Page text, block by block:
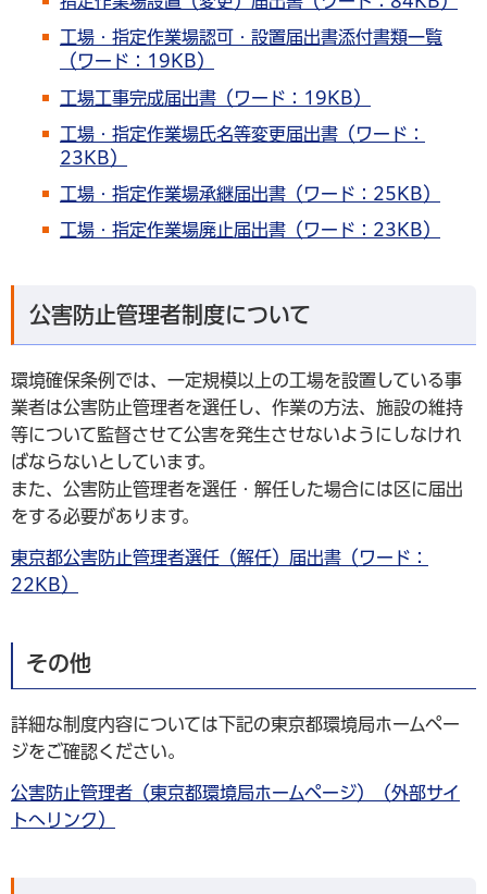
工場・指定作業場認可・設置届出書添付書類一覧
（ワード：19KB）
工場工事完成届出書（ワード：19KB）
工場・指定作業場氏名等変更届出書（ワード：
23KB）
工場・指定作業場承継届出書（ワード：25KB）
工場・指定作業場廃止届出書（ワード：23KB）
公害防止管理者制度について
環境確保条例では、一定規模以上の工場を設置している事
業者は公害防止管理者を選任し、作業の方法、施設の維持
等について監督させて公害を発生させないようにしなけれ
ばならないとしています。
また、公害防止管理者を選任・解任した場合には区に届出
をする必要があります。
東京都公害防止管理者選任（解任）届出書（ワード：
22KB）
その他
詳細な制度内容については下記の東京都環境局ホームペー
ジをご確認ください。
公害防止管理者（東京都環境局ホームページ）（外部サイ
トへリンク）